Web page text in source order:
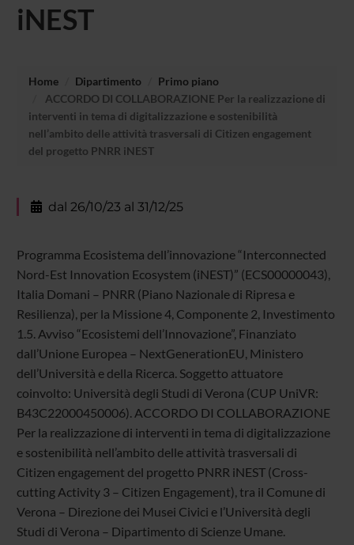
iNEST
Home Dipartimento
Primo piano
ACCORDO DI COLLABORAZIONE Per la realizzazione di
interventi in tema di digitalizzazione e sostenibilità
nell’ambito delle attività trasversali di Citizen engagement
del progetto PNRR iNEST
dal 26/10/23 al 31/12/25
Programma Ecosistema dell’innovazione “Interconnected
Nord-Est Innovation Ecosystem (iNEST)” (ECS00000043),
Italia Domani – PNRR (Piano Nazionale di Ripresa e
Resilienza), per la Missione 4, Componente 2, Investimento
1.5. Avviso “Ecosistemi dell’Innovazione”, Finanziato
dall’Unione Europea – NextGenerationEU, Ministero
dell’Università e della Ricerca. Soggetto attuatore
coinvolto: Università degli Studi di Verona (CUP UniVR:
B43C22000450006). ACCORDO DI COLLABORAZIONE
Per la realizzazione di interventi in tema di digitalizzazione
e sostenibilità nell’ambito delle attività trasversali di
Citizen engagement del progetto PNRR iNEST (Cross-
cutting Activity 3 – Citizen Engagement), tra il Comune di
Verona – Direzione dei Musei Civici e l’Università degli
Studi di Verona – Dipartimento di Scienze Umane.